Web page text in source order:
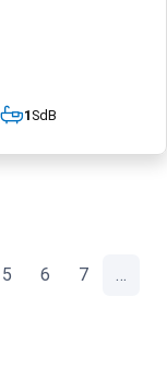
1SdB
5 6 7 …